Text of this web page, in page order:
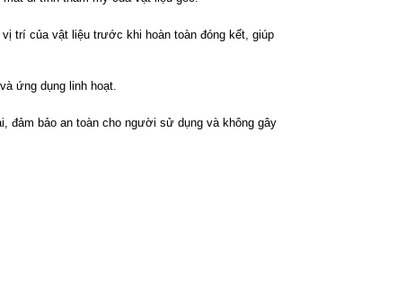
trí của vật liệu trước khi hoàn toàn đóng kết, giúp
ứng dụng linh hoạt.
đảm bảo an toàn cho người sử dụng và không gây